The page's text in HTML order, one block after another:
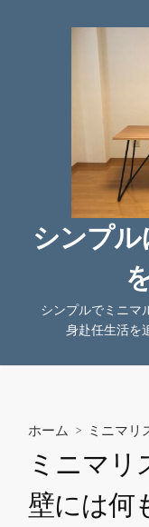
シンプ
シンプルでミニマ
身赴任生活を
ホーム > ミニマリ
ミニマリ
壁には何